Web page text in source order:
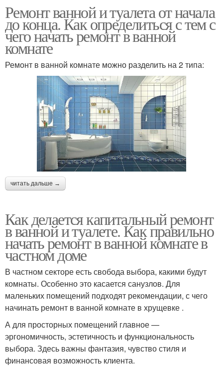
Ошибки при ремонте
Лайфхаки для ремонта Частичный ремонт
Мелкий ремонт
Капитальный
евроремонт
Ремонт от евроремонта Европейский ремонт
Ремонт ванной и туалета от начала
до конца. Как определиться с тем с
чего начать ремонт в ванной
комнате
Ремонт в ванной комнате можно разделить на 2 типа:
читать дальше →
Как делается капитальный ремонт
в ванной и туалете. Как правильно
начать ремонт в ванной комнате в
частном доме
В частном секторе есть свобода выбора, какими будут
комнаты. Особенно это касается санузлов. Для
маленьких помещений подходят рекомендации, с чего
начинать ремонт в ванной комнате в хрущевке .
А для просторных помещений главное —
эргономичность, эстетичность и функциональность
выбора. Здесь важны фантазия, чувство стиля и
финансовая возможность клиента.